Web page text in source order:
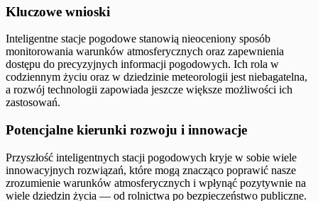
Kluczowe wnioski
Inteligentne stacje pogodowe stanowią nieoceniony sposób
monitorowania warunków atmosferycznych oraz zapewnienia
dostępu do precyzyjnych informacji pogodowych. Ich rola w
codziennym życiu oraz w dziedzinie meteorologii jest niebagatelna,
a rozwój technologii zapowiada jeszcze większe możliwości ich
zastosowań.
Potencjalne kierunki rozwoju i innowacje
Przyszłość inteligentnych stacji pogodowych kryje w sobie wiele
innowacyjnych rozwiązań, które mogą znacząco poprawić nasze
zrozumienie warunków atmosferycznych i wpłynąć pozytywnie na
wiele dziedzin życia — od rolnictwa po bezpieczeństwo publiczne.